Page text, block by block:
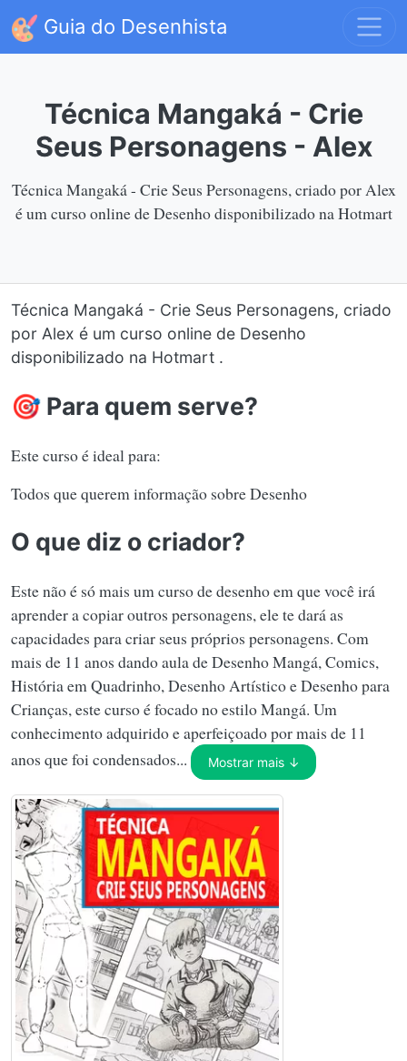
Guia do Desenhista
Técnica Mangaká - Crie
Seus Personagens - Alex
Técnica Mangaká - Crie Seus Personagens, criado por Alex
é um curso online de Desenho disponibilizado na Hotmart
Técnica Mangaká - Crie Seus Personagens, criado
por Alex é um curso online de Desenho
disponibilizado na Hotmart .
🎯 Para quem serve?
Este curso é ideal para:
Todos que querem informação sobre Desenho
O que diz o criador?
Este não é só mais um curso de desenho em que você irá
aprender a copiar outros personagens, ele te dará as
capacidades para criar seus próprios personagens. Com
mais de 11 anos dando aula de Desenho Mangá, Comics,
História em Quadrinho, Desenho Artístico e Desenho para
Crianças, este curso é focado no estilo Mangá. Um
conhecimento adquirido e aperfeiçoado por mais de 11
anos que foi condensados...
Mostrar mais ↓